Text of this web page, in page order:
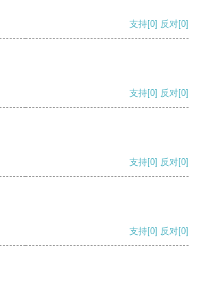
支持[0] 反对[0]
支持[0] 反对[0]
支持[0] 反对[0]
支持[0] 反对[0]